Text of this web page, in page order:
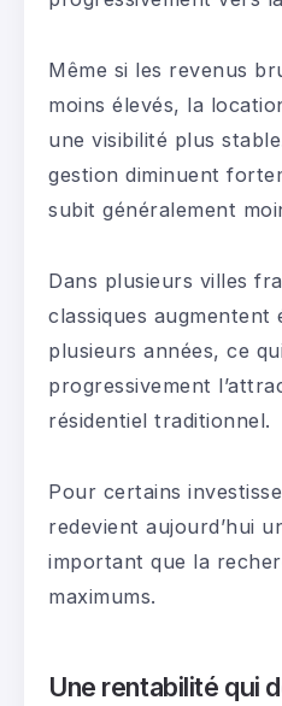
Même si les revenus
moins élevés, la
une visibilité plus
gestion diminuent
subit généralement
Dans plusieurs villes
classiques augmentent
plusieurs années, ce
progressivement
résidentiel traditionnel.
Pour certains
redevient aujourd’hui
important que la
maximums.
Une rentabilité qui